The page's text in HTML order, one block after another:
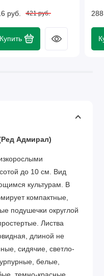
руб. 421 руб.
Купить
Адмирал)
до 10 см. Вид
культурам. В
компактные,
подушечки округлой
Листва
длиной не
сидячие, светло-
белые,